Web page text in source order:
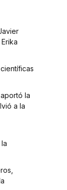
la
a la